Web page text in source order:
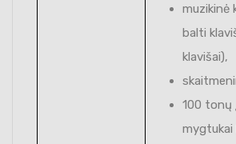
muzikinė
balti
klavišai),
100 tonų
mygtukai